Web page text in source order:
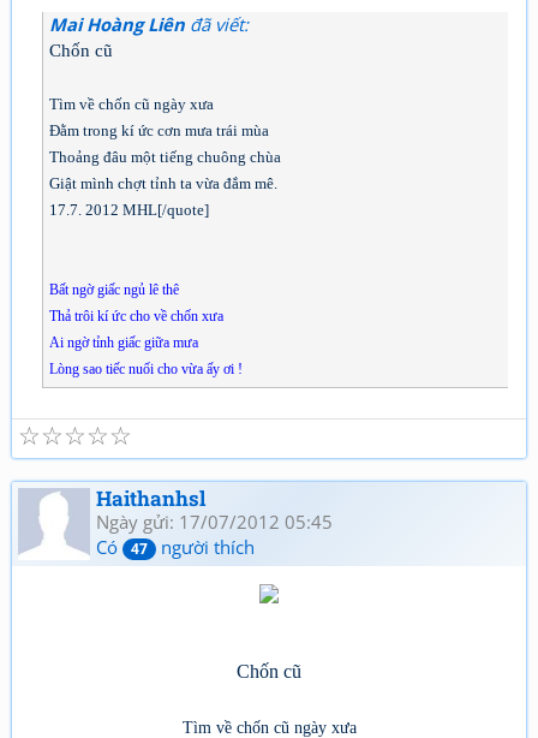
Mai Hoàng Liên đã viết:
Chốn cũ
Tìm về chốn cũ ngày xưa
Đằm trong kí ức cơn mưa trái mùa
Thoảng đâu một tiếng chuông chùa
Giật mình chợt tỉnh ta vừa đắm mê.
17.7. 2012 MHL[/quote]
Bất ngờ giấc ngủ lê thê
Thả trôi kí ức cho về chốn xưa
Ai ngờ tỉnh giấc giữa mưa
Lòng sao tiếc nuối cho vừa ấy ơi !
☆
☆
☆
☆
☆
Haithanhsl
Ngày gửi: 17/07/2012 05:45
Có
47 người thích
Chốn cũ
Tìm về chốn cũ ngày xưa